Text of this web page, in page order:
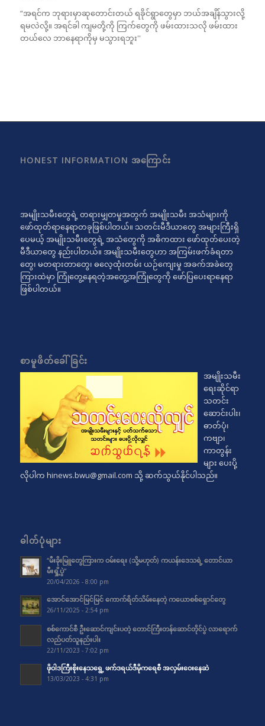
“အရင်က ဘုရားမှာဆုတောင်းတယ် ရခိုင်ရွာတွေမှာ ဘယ်အချိန်သွားလို့
ရမလဲလို့။ အရင်ခါ ကျမတို့ကို ကြက်တွေကို ဖမ်းထားသလို ဖမ်းထား
တယ်လေ ဘာနေရာကိုမှ မသွားရဘူး''
HONEST INFORMATION အကြောင်း
အမျိုးသမီးတွေရဲ့ တရားမျှတမှုအတွက် အမျိုးသမီး အသံများကို
ဖော်ထုတ်ရာနေရာတခုဖြစ်ပါတယ်။ သတင်းမီဒီယာတွေ အများကြီးရှိ
ပေမယ့် အမျိုးသမီးတွေရဲ့ အသံတွေကို အဓိကထား ဖော်ထုတ်ပေးတဲ့
မီဒီယာတွေ နည်းပါတယ်။ အမျိုးသမီးတွေဟာ အကြမ်းဖက်ခံရတာ
တွေ၊ မတရားတာတွေ၊ ဓလေ့ထုံးတမ်း ယဉ်ကျေးမှု အခက်အခဲတွေ
ကြားထဲမှာ ကြုံတွေ့နေရတဲ့အတွေ့အကြုံတွေကို ဖော်ပြပေးရာနေရာ
ဖြစ်ပါတယ်။
စာမူဖိတ်ခေါ်ခြင်း
အမျိုးသမီး
ရေးဆိုင်ရာ
သတင်း
ဆောင်းပါး၊
ဓာတ်ပုံ၊
ကဗျာ၊
ကာတွန်း
များ ပေးပို့
လိုပါက hinews.bwu@gmail.com သို့ ဆက်သွယ်နိုင်ပါသည်။
ဓါတ်ပုံများ
“မီးခိုးမြူတွေကြားက ဝမ်းရေး (သို့မဟုတ်) ကယန်းဒေသရဲ့ တောင်ယာ
မီးရှို့ပွဲ”
20/04/2026 - 8:00 pm
အောင်အောင်မြင်မြင် ကောက်ရိတ်သိမ်းနေတဲ့ ကယောစစ်ရှောင်တွေ
26/11/2025 - 2:54 pm
စစ်ကောင်စီ ဦးဆောင်ကျင်းပတဲ့ တောင်ကြီးတန်ဆောင်တိုင်ပွဲ လာရောက်
လည်ပတ်သူနည်းပါး
22/11/2023 - 7:02 pm
ဖိုဝါဒကြီးစိုးနေသရွေ့ ဖက်ဒရယ်ဒီမိုကရေစီ အလှမ်းဝေးနေဆဲ
13/03/2023 - 4:31 pm